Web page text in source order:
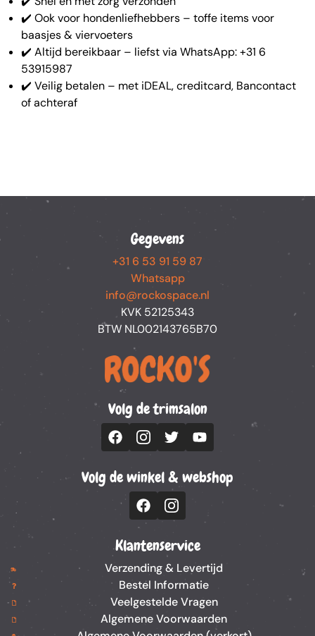
✔️ Ook voor hondenliefhebbers – toffe items voor
baasjes & viervoeters
✔️ Altijd bereikbaar – liefst via WhatsApp: +31 6
53915987
✔️ Veilig betalen – met iDEAL, creditcard, Bancontact
of achteraf
Gegevens
+31 6 53 91 59 87
Whatsapp
info@rockospace.nl
KVK 52125343
BTW NL002143765B70
Volg de trimsalon
Volg de winkel & webshop
Klantenservice
Verzending & Levertijd
Bestel Informatie
Veelgestelde Vragen
Algemene Voorwaarden